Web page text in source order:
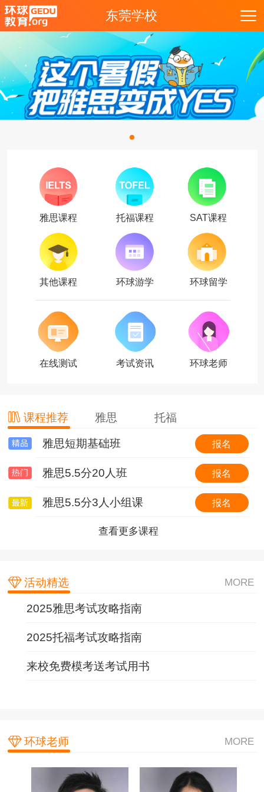
东莞学校
雅思课程 托福课程 SAT课程
其他课程 环球游学 环球留学
在线测试 考试资讯 环球老师
课程推荐 雅思 托福
雅思短期基础班 报名
雅思5.5分20人班 报名
雅思5.5分3人小组课 报名
查看更多课程
托福基础班 报名
托福基础班（套班） 报名
0起点冲30分VIP6人班 报名
查看更多课程
环球国际游学简介 报名
报名
报名
查看更多课程
活动精选 MORE
2025雅思考试攻略指南
2025托福考试攻略指南
来校免费模考送考试用书
环球老师 MORE